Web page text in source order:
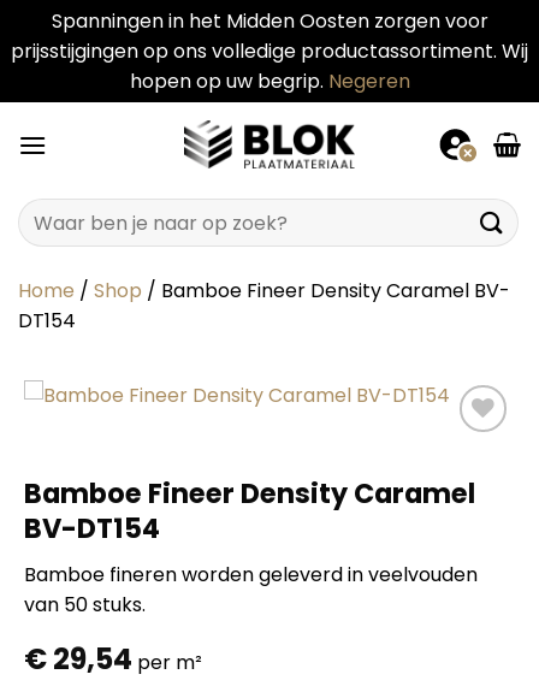
Spanningen in het Midden Oosten zorgen voor
prijsstijgingen op ons volledige productassortiment. Wij
hopen op uw begrip. Negeren
naar
Zoeken
naar:
Home / Shop / Bamboe Fineer Density Caramel BV-
DT154
Bamboe Fineer Density Caramel
BV-DT154
Bamboe fineren worden geleverd in veelvouden
van 50 stuks.
€29,54 per m²